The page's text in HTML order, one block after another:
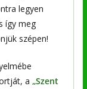
legyen
így meg
szépen!
a „Szent